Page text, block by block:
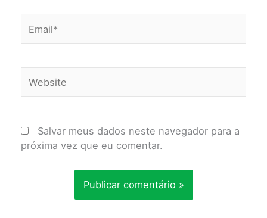
Salvar meus dados neste navegador para a
próxima vez que eu comentar.